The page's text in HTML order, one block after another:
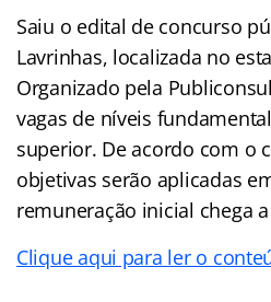
Saiu o edital de concurso
Lavrinhas, localizada no
Organizado pela
vagas de níveis
superior. De acordo com o
objetivas serão aplicadas
remuneração inicial chega a
Clique aqui para ler o